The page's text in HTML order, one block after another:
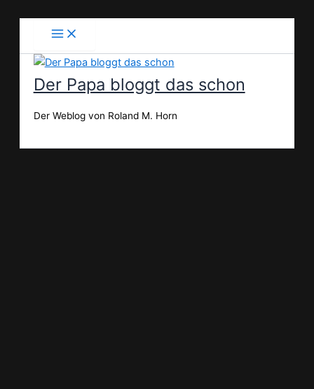
Der Papa bloggt das schon
Der Weblog von Roland M. Horn